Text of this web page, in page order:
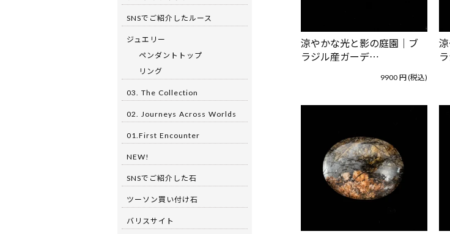
涼やかな光と影の庭園｜ブ
ラジル産ガーデ…
9900円(税込)
SNSでご紹介したルース
ジュエリー
ペンダントトップ
リング
03. The Collection
02. Journeys Across Worlds
01.First Encounter
NEW!
SNSでご紹介した石
ツーソン買い付け石
バリスサイト